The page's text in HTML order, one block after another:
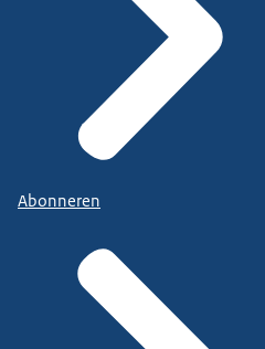
Abonneren